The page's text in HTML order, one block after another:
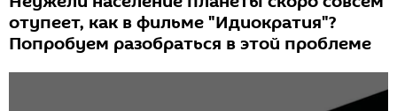
отупеет, как в фильме "Идиократия"?
Попробуем разобраться в этой проблеме